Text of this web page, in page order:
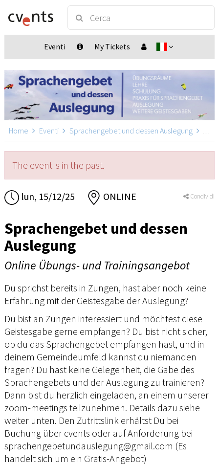
Eventi My Tickets
Home Eventi Sprachengebet und dessen Auslegung
The event is in the past.
lun, 15/12/25 ONLINE Condividi
Sprachengebet und dessen
Auslegung
Online Übungs- und Trainingsangebot
Du sprichst bereits in Zungen, hast aber noch keine
Erfahrung mit der Geistesgabe der Auslegung?
Du bist an Zungen interessiert und möchtest diese
Geistesgabe gerne empfangen? Du bist nicht sicher,
ob du das Sprachengebet empfangen hast, und in
deinem Gemeindeumfeld kannst du niemanden
fragen? Du hast keine Gelegenheit, die Gabe des
Sprachengebets und der Auslegung zu trainieren?
Dann bist du herzlich eingeladen, an einem unserer
zoom-meetings teilzunehmen. Details dazu siehe
weiter unten. Den Zutrittslink erhältst Du bei
Buchung über cvents oder auf Anforderung bei
sprachengebetundauslegung@gmail.com (Es
handelt sich um ein Gratis-Angebot)